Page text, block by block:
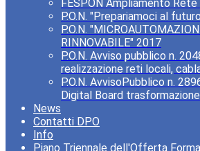
FESPON Ampliamento
P.O.N. "Prepariamoci al
P.O.N.
RINNOVABILE" 2017
P.O.N. Avviso pubblico n.
realizzazione reti locali,
P.O.N. AvvisoPubblico n.
Digital Board
News
Contatti DPO
Info
Piano Triennale dell'Offerta